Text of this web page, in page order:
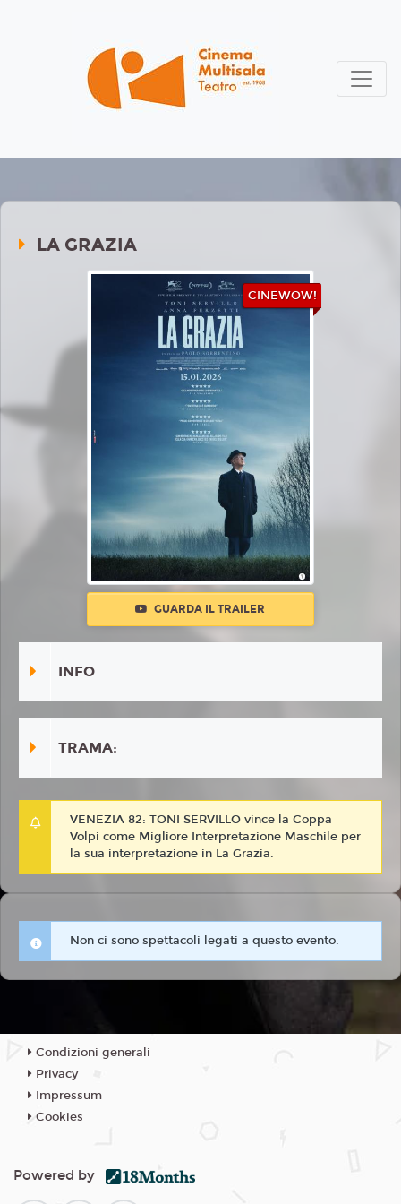
LA GRAZIA
CINEWOW!
GUARDA IL TRAILER
INFO
TRAMA:
VENEZIA 82: TONI SERVILLO vince la Coppa
Volpi come Migliore Interpretazione Maschile per
la sua interpretazione in La Grazia.
Non ci sono spettacoli legati a questo evento.
Condizioni generali
Privacy
Impressum
Cookies
Powered by